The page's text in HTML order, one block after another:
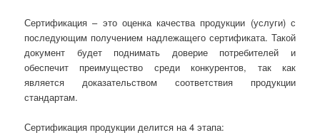
Сертификация – это оценка качества продукции (услуги) с
последующим получением надлежащего сертификата. Такой
документ будет поднимать доверие потребителей и
обеспечит преимущество среди конкурентов, так как
является доказательством соответствия продукции
стандартам.
Сертификация продукции делится на 4 этапа: